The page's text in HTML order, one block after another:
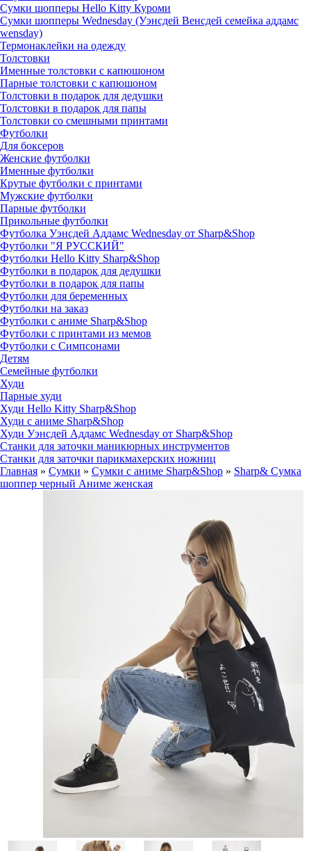
Сумки шопперы Hello Kitty Куроми
Сумки шопперы Wednesday (Уэнсдей Венсдей семейка аддамс
wensday)
Термонаклейки на одежду
Толстовки
Именные толстовки с капюшоном
Парные толстовки с капюшоном
Толстовки в подарок для дедушки
Толстовки в подарок для папы
Толстовки со смешными принтами
Футболки
Для боксеров
Женские футболки
Именные футболки
Крутые футболки с принтами
Мужские футболки
Парные футболки
Прикольные футболки
Футболка Уэнсдей Аддамс Wednesday от Sharp&Shop
Футболки "Я РУССКИЙ"
Футболки Hello Kitty Sharp&Shop
Футболки в подарок для дедушки
Футболки в подарок для папы
Футболки для беременных
Футболки на заказ
Футболки с аниме Sharp&Shop
Футболки с принтами из мемов
Футболки с Симпсонами
Детям
Семейные футболки
Худи
Парные худи
Худи Hello Kitty Sharp&Shop
Худи с аниме Sharp&Shop
Худи Уэнсдей Аддамс Wednesday от Sharp&Shop
Станки для заточки маникюрных инструментов
Станки для заточки парикмахерских ножниц
Главная » Сумки » Сумки с аниме Sharp&Shop » Sharp& Сумка
шоппер черный Аниме женская